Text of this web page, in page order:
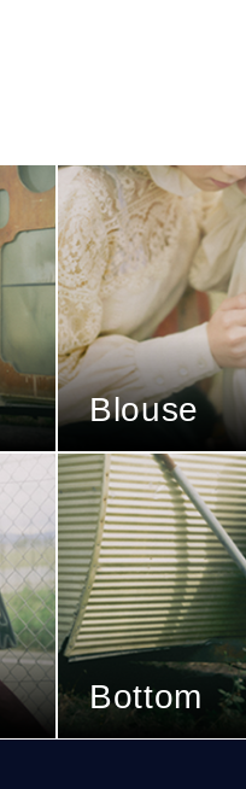
Blouse
Bottom